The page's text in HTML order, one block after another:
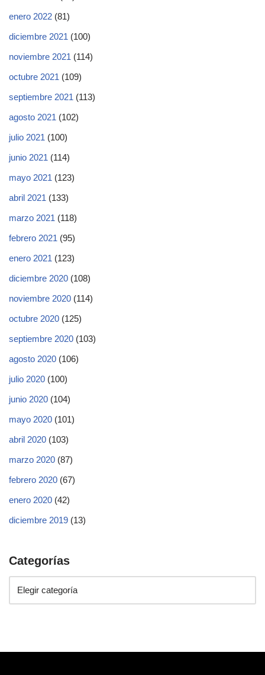
enero 2022 (81)
diciembre 2021 (100)
noviembre 2021 (114)
octubre 2021 (109)
septiembre 2021 (113)
agosto 2021 (102)
julio 2021 (100)
junio 2021 (114)
mayo 2021 (123)
abril 2021 (133)
marzo 2021 (118)
febrero 2021 (95)
enero 2021 (123)
diciembre 2020 (108)
noviembre 2020 (114)
octubre 2020 (125)
septiembre 2020 (103)
agosto 2020 (106)
julio 2020 (100)
junio 2020 (104)
mayo 2020 (101)
abril 2020 (103)
marzo 2020 (87)
febrero 2020 (67)
enero 2020 (42)
diciembre 2019 (13)
Categorías